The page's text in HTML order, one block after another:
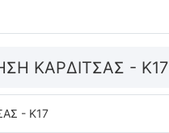
ΚΑΡΔΙΤΣΑΣ - Κ17
- Κ17